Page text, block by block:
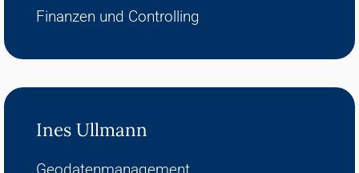
Finanzen und Controlling
Ines Ullmann